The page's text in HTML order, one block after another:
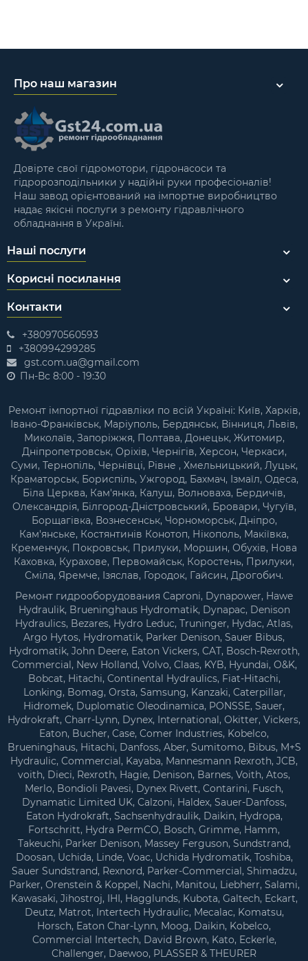
Про наш магазин
Довірте свої гідромотори, гідронасоси та
гідророзподільники у надійні руки професіоналів!
Наш завод орієнтований на імпортне виробництво
надає якісні послуги з ремонту гідравлічного
обладнання в Україні.
Наші послуги
Корисні посилання
Контакти
+380970560593
+380994299285
gst.com.ua@gmail.com
Пн-Вс 8:00 - 19:30
Ремонт імпортної гідравліки по всій Україні: Київ, Харків,
Івано-Франківськ, Маріуполь, Бердянськ, Вінниця, Львів,
Миколаїв, Запоріжжя, Полтава, Донецьк, Житомир,
Дніпропетровськ, Оріхів, Чернігів, Херсон, Черкаси,
Суми, Тернопіль, Чернівці, Рівне , Хмельницький, Луцьк,
Краматорськ, Бориспіль, Ужгород, Бахмач, Ізмаїл, Одеса,
Біла Церква, Кам'янка, Калуш, Волноваха, Бердичів,
Олександрія, Білгород-Дністровський, Бровари, Чугуїв,
Борщагівка, Вознесенськ, Чорноморськ, Дніпро,
Кам'янське, Костянтинів Конотоп, Нікополь, Макіївка,
Кременчук, Покровськ, Прилуки, Моршин, Обухів, Нова
Каховка, Курахове, Первомайськ, Коростень, Прилуки,
Сміла, Яремче, Ізяслав, Городок, Гайсин, Дрогобич.
Ремонт гидрооборудования Caproni, Dynapower, Hawe
Hydraulik, Brueninghaus Hydromatik, Dynapac, Denison
Hydraulics, Bezares, Hydro Leduc, Truninger, Hydac, Atlas,
Argo Hytos, Hydromatik, Parker Denison, Sauer Bibus,
Hydromatik, John Deere, Eaton Vickers, CAT, Bosch-Rexroth,
Commercial, New Holland, Volvo, Claas, KYB, Hyundai, O&K,
Bobcat, Hitachi, Continental Hydraulics, Fiat-Hitachi,
Lonking, Bomag, Orsta, Samsung, Kanzaki, Caterpillar,
Hidromek, Duplomatic Oleodinamica, PONSSE, Sauer,
Hydrokraft, Charr-Lynn, Dynex, International, Okitter, Vickers,
Eaton, Bucher, Case, Comer Industries, Kobelco,
Brueninghaus, Hitachi, Danfoss, Aber, Sumitomo, Bibus, M+S
Hydraulic, Commercial, Kayaba, Mannesmann Rexroth, JCB,
voith, Dieci, Rexroth, Hagie, Denison, Barnes, Voith, Atos,
Merlo, Bondioli Pavesi, Dynex Rivett, Contarini, Fusch,
Dynamatic Limited UK, Calzoni, Haldex, Sauer-Danfoss,
Eaton Hydrokraft, Sachsenhydraulik, Daikin, Hydropa,
Fortsсhritt, Hydra PermCO, Bosch, Grimme, Hamm,
Takeuchi, Parker Denison, Massey Ferguson, Sundstrand,
Doosan, Uchida, Linde, Voac, Uchida Hydromatik, Toshiba,
Sauer Sundstrand, Rexnord, Parker-Commercial, Shimadzu,
Parker, Orenstein & Koppel, Nachi, Manitou, Liebherr, Salami,
Kawasaki, Jihostroj, IHI, Hagglunds, Kubota, Galtech, Eckart,
Deutz, Matrot, Intertech Hydraulic, Mecalac, Komatsu,
Horsch, Eaton Char-Lynn, Moog, Daikin, Kobelco,
Commercial Intertech, David Brown, Kato, Eckerle,
Challenger, Daewoo, PLASSER & THEURER